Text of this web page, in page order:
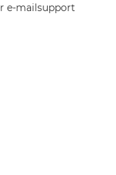
e-mailsupport